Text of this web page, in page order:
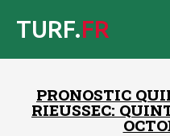
TURF.FR
PRONOSTIC
RIEUSSEC: